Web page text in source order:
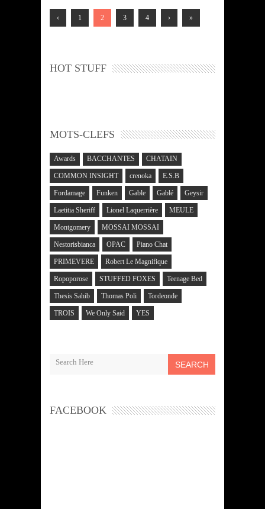
‹ 1 2 3 4 › »
HOT STUFF
MOTS-CLEFS
Awards BACCHANTES CHATAIN
COMMON INSIGHT crenoka E.S.B
Fordamage Funken Gable Gablé Geysir
Laetitia Sheriff Lionel Laquerrière MEULE
Montgomery MOSSAI MOSSAI
Nestorisbianca OPAC Piano Chat
PRIMEVERE Robert Le Magnifique
Ropoporose STUFFED FOXES Teenage Bed
Thesis Sahib Thomas Poli Tordeonde
TROIS We Only Said YES
SEARCH
FACEBOOK